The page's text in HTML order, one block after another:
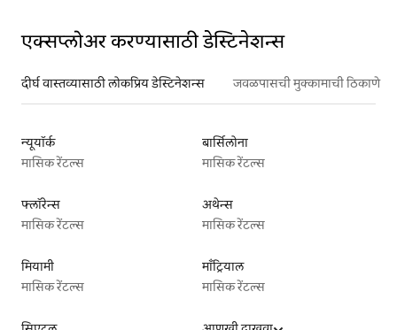
एक्सप्लोअर करण्यासाठी डेस्टिनेशन्स
दीर्घ वास्तव्यासाठी लोकप्रिय डेस्टिनेशन्स जवळपासची मुक्कामाची ठिकाणे
न्यूयॉर्क
मासिक रेंटल्स
बार्सिलोना
मासिक रेंटल्स
फ्लॉरेन्स
मासिक रेंटल्स
अथेन्स
मासिक रेंटल्स
मियामी
मासिक रेंटल्स
माँट्रियाल
मासिक रेंटल्स